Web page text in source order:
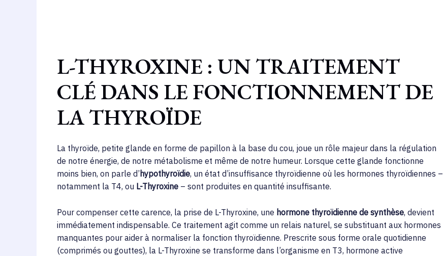
L-THYROXINE : UN TRAITEMENT
CLÉ DANS LE FONCTIONNEMENT DE
LA THYROÏDE
La thyroïde, petite glande en forme de papillon à la base du cou, joue un rôle majeur dans la régulation
de notre énergie, de notre métabolisme et même de notre humeur. Lorsque cette glande fonctionne
moins bien, on parle d’ hypothyroïdie, un état d’insuffisance thyroïdienne où les hormones thyroïdiennes –
notamment la T4, ou L-Thyroxine – sont produites en quantité insuffisante.
Pour compenser cette carence, la prise de L-Thyroxine, une hormone thyroïdienne de synthèse, devient
immédiatement indispensable. Ce traitement agit comme un relais naturel, se substituant aux hormones
manquantes pour aider à normaliser la fonction thyroïdienne. Prescrite sous forme orale quotidienne
(comprimés ou gouttes), la L-Thyroxine se transforme dans l’organisme en T3, hormone active